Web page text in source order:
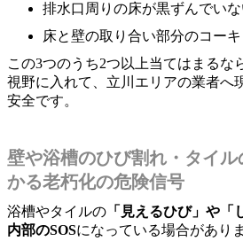
排水口周りの床が黒ずんでい
床と壁の取り合い部分のコー
この3つのうち2つ以上当てはまるな
視野に入れて、立川エリアの業者へ
安全です。
壁や浴槽のひび割れ・タイ
かる老朽化の危険信号
浴槽やタイルの 「見えるひび」や
内部のSOSになっている場合があり